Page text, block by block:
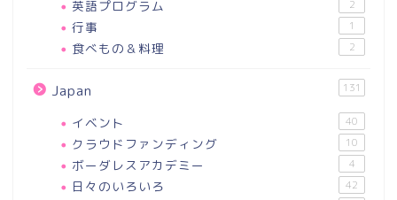
英語プログラム 2
行事 1
食べもの＆料理 2
Japan 131
イベント 40
クラウドファンディング 10
ボーダレスアカデミー 4
日々のいろいろ 42